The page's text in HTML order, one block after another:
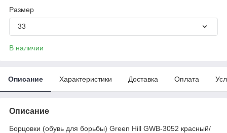
Размер
33
В наличии
Описание Характеристики Доставка Оплата
Описание
Борцовки (обувь для борьбы) Green Hill GWB-3052 красный/